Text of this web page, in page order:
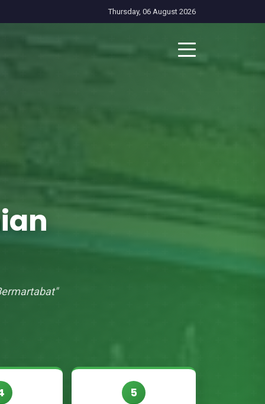
Thursday, 06 August 2026
5